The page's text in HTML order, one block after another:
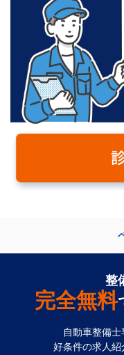
整
完全無料
自動車整備士
好条件の求人